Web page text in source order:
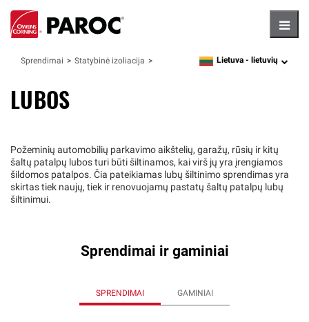
Sprendimai Statybinė izoliacija language
Lietuva - lietuvių
LUBOS
Požeminių automobilių parkavimo aikštelių, garažų, rūsių ir kitų
šaltų patalpų lubos turi būti šiltinamos, kai virš jų yra įrengiamos
šildomos patalpos. Čia pateikiamas lubų šiltinimo sprendimas yra
skirtas tiek naujų, tiek ir renovuojamų pastatų šaltų patalpų lubų
šiltinimui.
Sprendimai ir gaminiai
SPRENDIMAI GAMINIAI